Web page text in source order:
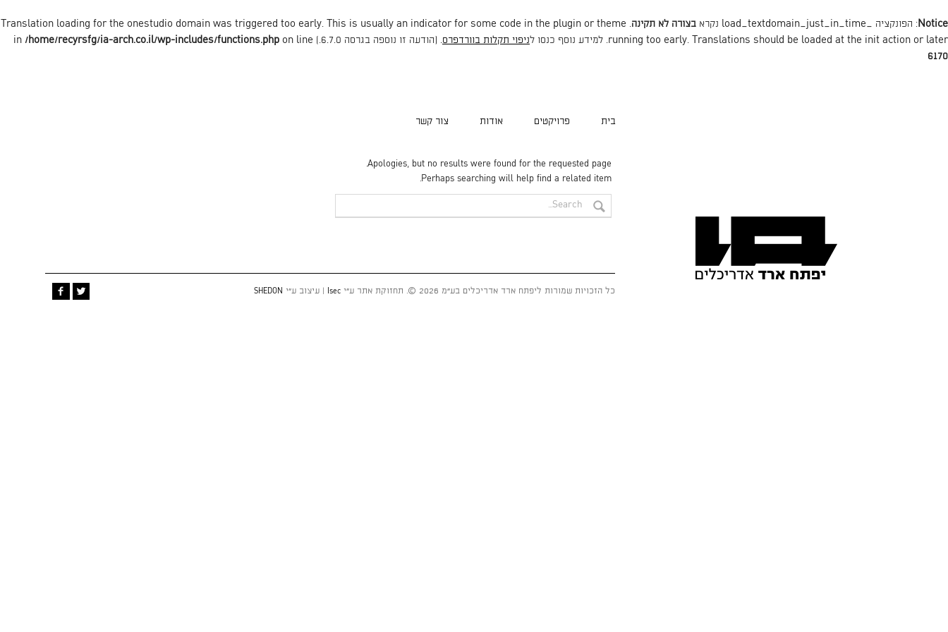
Notice : הפונקציה _load_textdomain_just_in_time נקרא בצורה לא תקינה. Translation loading for the
onestudio domain was triggered too early. This is usually an indicator for some code in the plugin or theme
running too early. Translations should be loaded at the init action or later. למידע נוסף כנסו ל ניפוי תקלות בוורדפרס. (הודעה זו נוספה בגרסה 6.7.0.) in /home/recyrsfg/ia-arch.co.il/wp-includes/functions.php on line
6170
בית פרויקטים אודות צור קשר
Apologies, but no results were found for the requested page.
Perhaps searching will help find a related item.
כל הזכויות שמורות ליפתח ארד אדריכלים בע״מ 2026
©. תחזוקת אתר ע״י Isec | עיצוב ע״י SHEDON